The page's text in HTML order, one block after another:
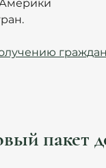
пакет